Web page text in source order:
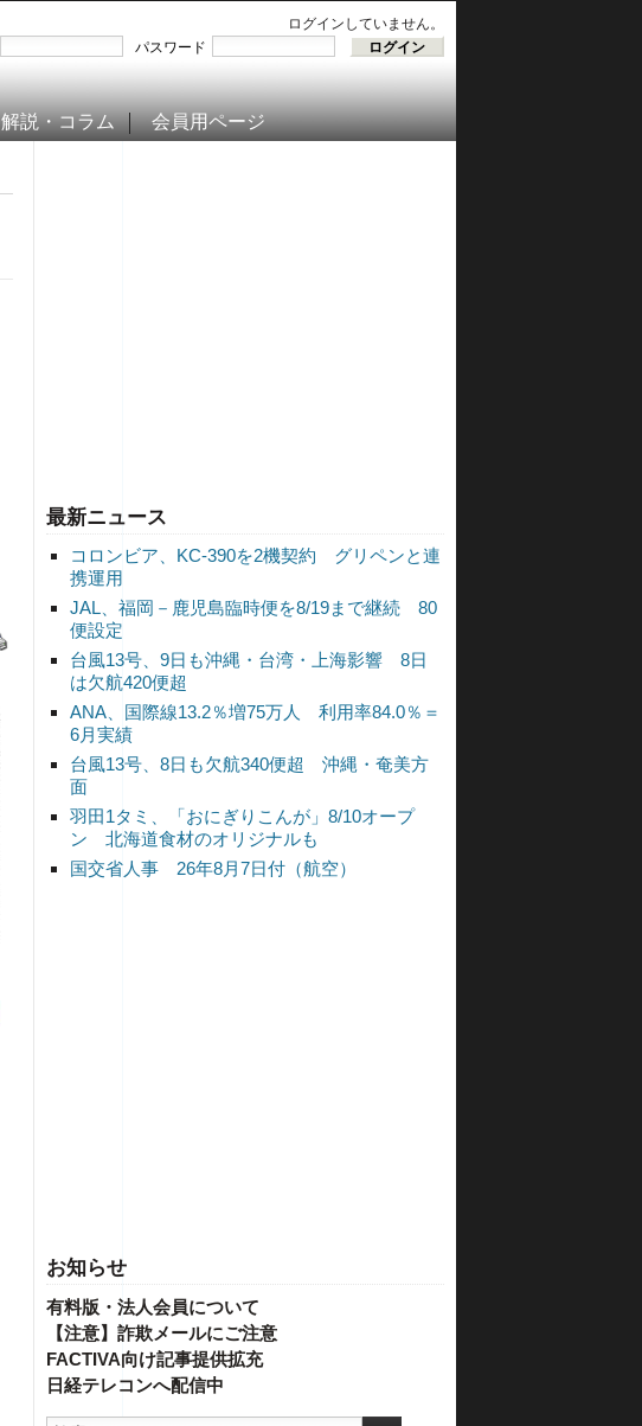
ログインしていません。
パスワード
解説・コラム 会員用ページ
最新ニュース
コロンビア、KC-390を2機契約 グリペンと連
携運用
JAL、福岡－鹿児島臨時便を8/19まで継続 80
便設定
台風13号、9日も沖縄・台湾・上海影響 8日
は欠航420便超
ANA、国際線13.2％増75万人 利用率84.0％＝
6月実績
台風13号、8日も欠航340便超 沖縄・奄美方
面
羽田1タミ、「おにぎりこんが」8/10オープ
ン 北海道食材のオリジナルも
国交省人事 26年8月7日付（航空）
お知らせ
有料版・法人会員について
【注意】詐欺メールにご注意
FACTIVA向け記事提供拡充
日経テレコンへ配信中